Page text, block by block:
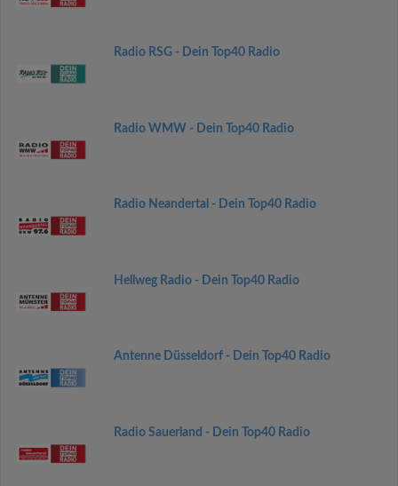
Radio RSG - Dein Top40 Radio
Radio WMW - Dein Top40 Radio
Radio Neandertal - Dein Top40 Radio
Hellweg Radio - Dein Top40 Radio
Antenne Düsseldorf - Dein Top40 Radio
Radio Sauerland - Dein Top40 Radio